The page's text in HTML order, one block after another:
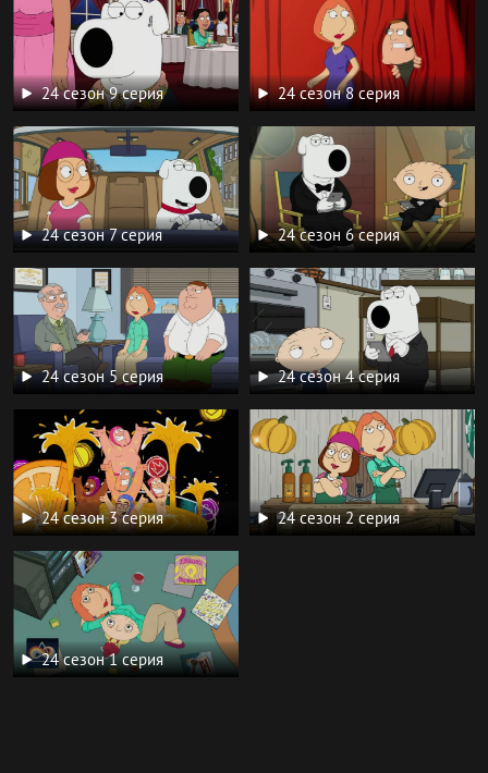
24 сезон 9 серия 24 сезон 8 серия
24 сезон 7 серия 24 сезон 6 серия
24 сезон 5 серия 24 сезон 4 серия
24 сезон 3 серия 24 сезон 2 серия
24 сезон 1 серия